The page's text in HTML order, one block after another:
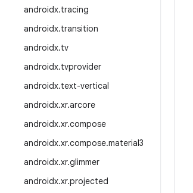
androidx.tracing
androidx.transition
androidx.tv
androidx.tvprovider
androidx.text-vertical
androidx.xr.arcore
androidx.xr.compose
androidx.xr.compose.material3
androidx.xr.glimmer
androidx.xr.projected